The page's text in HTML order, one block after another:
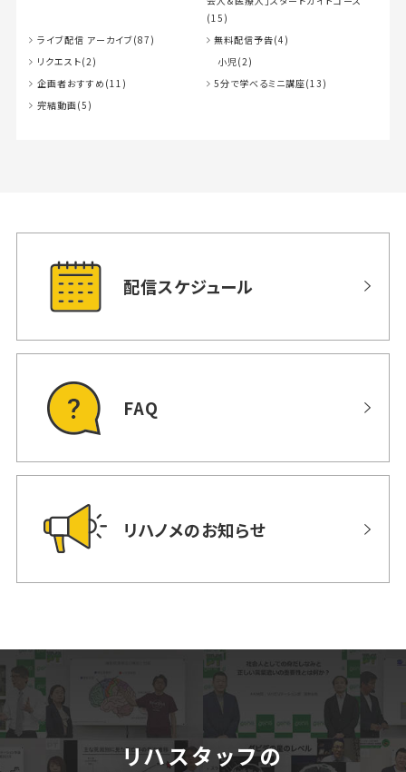
(15)
ライブ配信 アーカイブ(87)
無料配信予告(4)
リクエスト(2)
小児(2)
企画者おすすめ(11)
5分で学べるミニ講座(13)
完結動画(5)
配信スケジュール
FAQ
リハノメのお知らせ
リハスタッフの